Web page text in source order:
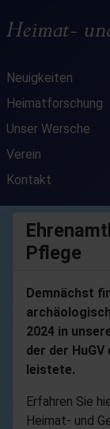
Neuigkeiten
Heimatforschung
Unser Wersche
Verein
Kontakt
Pflege
Demnächst
2024 in
der der
leistete.
Erfahren Sie
Heimat- und